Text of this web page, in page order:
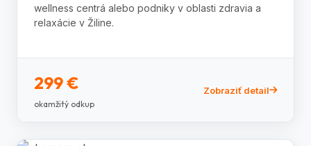
wellness centrá alebo podniky v oblasti zdravia a
relaxácie v Žiline.
299 €
okamžitý odkup
Zobraziť detail